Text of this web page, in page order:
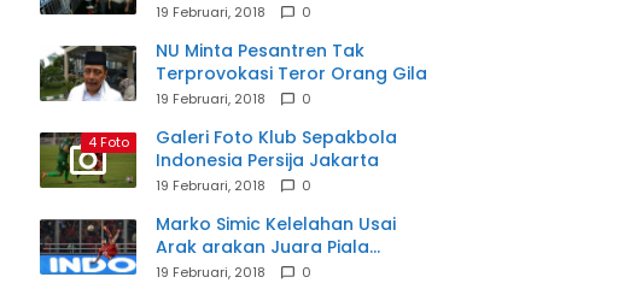
19 Februari, 2018 0
NU Minta Pesantren Tak
Terprovokasi Teror Orang Gila
19 Februari, 2018 0
4 Foto
Galeri Foto Klub Sepakbola
Indonesia Persija Jakarta
19 Februari, 2018 0
Marko Simic Kelelahan Usai
Arak arakan Juara Piala
Presiden
19 Februari, 2018 0